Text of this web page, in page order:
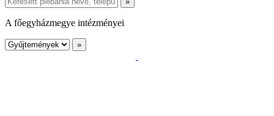
A főegyházmegye intézményei